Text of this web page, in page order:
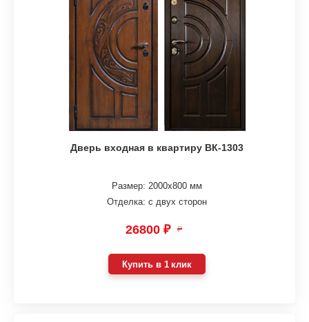
Дверь входная в квартиру ВК-1303
Размер: 2000х800 мм
Отделка: с двух сторон
26800 ₽ ₽
Купить в 1 клик